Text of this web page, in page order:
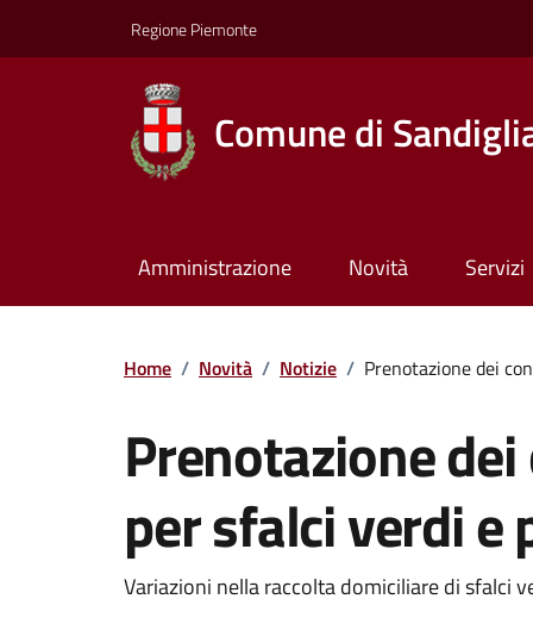
Regione Piemonte
Comune di
Amministrazione Novità Servizi
Home / Novità / Notizie / Prenotazione dei
Prenotazione
per sfalci verdi e
Variazioni nella raccolta domiciliare di sfalci